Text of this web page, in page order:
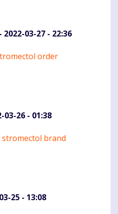
- 2022-03-27 - 22:36
order
03-26 - 01:38
stromectol brand
25 - 13:08